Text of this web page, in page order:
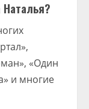
«Один
и многие